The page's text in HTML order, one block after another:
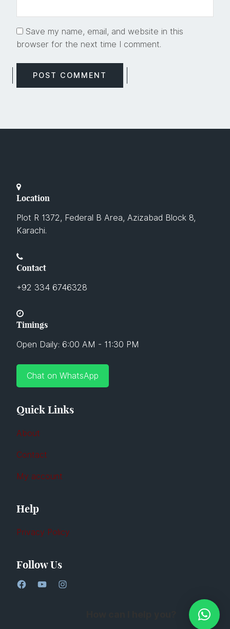
Save my name, email, and website in this
browser for the next time I comment.
Location
Plot R 1372, Federal B Area, Azizabad Block 8,
Karachi.
Contact
+92 334 6746328
Timings
Open Daily: 6:00 AM - 11:30 PM
Chat on WhatsApp
Quick Links
About
Contact
My account
Help
Privacy Policy
Follow Us